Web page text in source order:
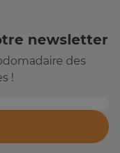
newsletter
des
!